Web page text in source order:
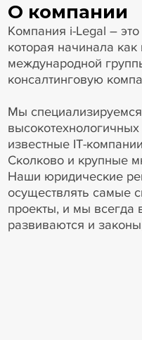
О компании
Компания i-Legal –
которая начинала
международной
консалтинговую
Мы
известные IT-
Сколково и крупные
Наши юридические
осуществлять самые
проекты, и мы всегда
развиваются и